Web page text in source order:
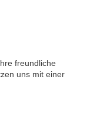
freundliche
uns mit einer